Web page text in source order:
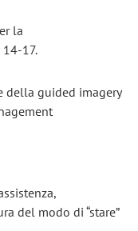
la
17.
della guided imagery
del modo di “stare”